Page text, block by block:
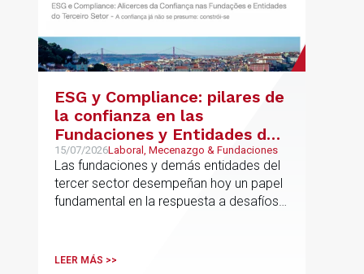
ESG y Compliance: pilares de
la confianza en las
Fundaciones y Entidades del
Tercer Sector – La confianza
ya no se presume, se
construye
15/07/2026Laboral, Mecenazgo & Fundaciones
Las fundaciones y demás entidades del
tercer sector desempeñan hoy un papel
fundamental en la respuesta a desafíos
LEER MÁS >>